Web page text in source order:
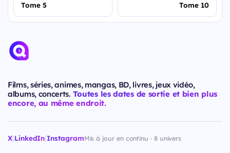
Tome 5 Tome 10
Films, séries, animes, mangas, BD, livres, jeux vidéo,
albums, concerts. Toutes les dates de sortie et bien plus
encore, au même endroit.
X|LinkedIn|InstagramMis à jour en continu · 8 univers